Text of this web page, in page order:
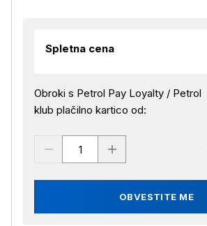
Spletna cena
Obroki s Petrol Pay Loyalty / Petrol
klub plačilno kartico od:
OBVESTITE ME